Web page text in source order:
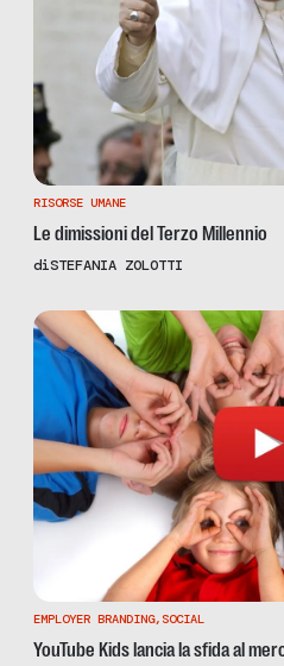
RISORSE UMANE
Le dimissioni del Terzo Millennio
diSTEFANIA ZOLOTTI
EMPLOYER BRANDING, SOCIAL
YouTube Kids lancia la sfida al